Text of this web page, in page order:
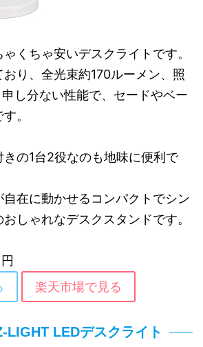
くちゃ安いデスクライトです。
り、全光束約170ルーメン、照
し分ない性能で、セードやベー
。
の1台2役なのも地味に便利で
在に動かせるコンパクトでシン
しゃれなデスクスタンドです。
楽天市場で見る
LIGHT LEDデスクライト